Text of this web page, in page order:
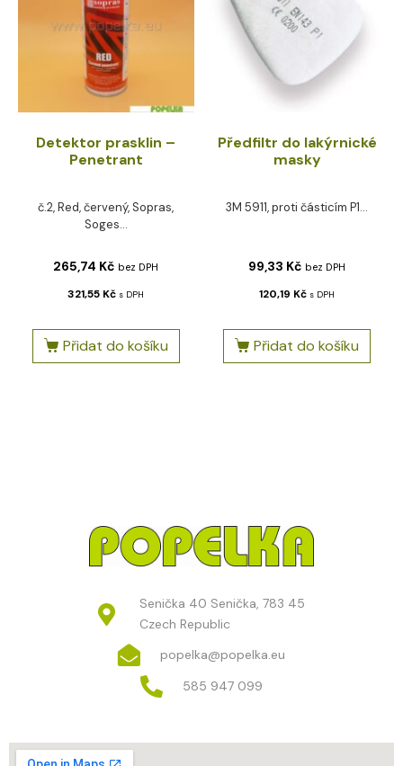
Detektor prasklin –
Penetrant
č.2, Red, červený, Sopras,
Soges...
265,74 Kč bez DPH
321,55 Kč s DPH
Přidat do košíku
Předfiltr do lakýrnické
masky
3M 5911, proti částicím P1...
99,33 Kč bez DPH
120,19 Kč s DPH
Přidat do košíku
Senička 40 Senička, 783 45
Czech Republic
popelka@popelka.eu
585 947 099